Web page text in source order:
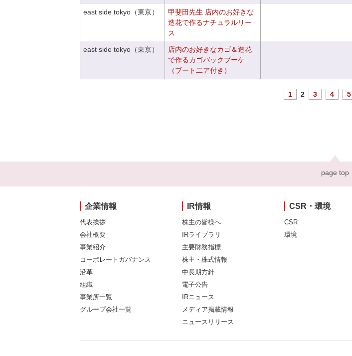
east side tokyo（東京）
甲斐田先生 店内のお好きな
造花で作るナチュラルリー
ス
east side tokyo（東京）
店内のお好きなカゴ＆造花
で作るカゴバックブーケ
（ブート二ア付き）
1 2 3 4 5
page top
企業情報
代表挨拶
会社概要
事業紹介
コーポレートガバナンス
沿革
組織
事業所一覧
グループ会社一覧
IR情報
株主の皆様へ
IRライブラリ
主要財務指標
株主・株式情報
中長期方針
電子公告
IRニュース
メディア掲載情報
ニュースリリース
CSR・環境
CSR
環境